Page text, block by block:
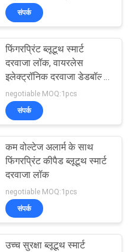
संपर्क
फिंगरप्रिंट ब्लूटूथ स्मार्ट
दरवाजा लॉक, वायरलेस
इलेक्ट्रॉनिक दरवाजा डेडबॉल्ट
के साथ घरों के लिए तालाब
negotiable MOQ:1pcs
संपर्क
कम वोल्टेज अलार्म के साथ
फिंगरप्रिंट कीपैड ब्लूटूथ स्मार्ट
दरवाजा लॉक
negotiable MOQ:1pcs
संपर्क
उच्च सुरक्षा ब्लूटूथ स्मार्ट